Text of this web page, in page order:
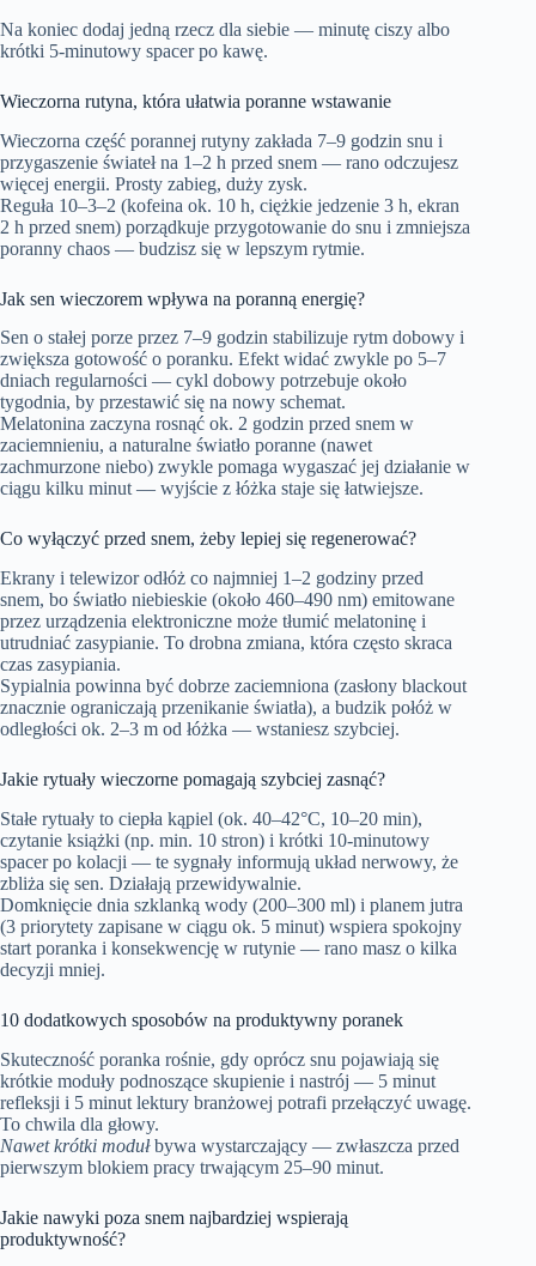
Na koniec dodaj jedną rzecz dla siebie — minutę ciszy albo
krótki 5-minutowy spacer po kawę.
Wieczorna rutyna, która ułatwia poranne wstawanie
Wieczorna część porannej rutyny zakłada 7–9 godzin snu i
przygaszenie świateł na 1–2 h przed snem — rano odczujesz
więcej energii. Prosty zabieg, duży zysk.
Reguła 10–3–2 (kofeina ok. 10 h, ciężkie jedzenie 3 h, ekran
2 h przed snem) porządkuje przygotowanie do snu i zmniejsza
poranny chaos — budzisz się w lepszym rytmie.
Jak sen wieczorem wpływa na poranną energię?
Sen o stałej porze przez 7–9 godzin stabilizuje rytm dobowy i
zwiększa gotowość o poranku. Efekt widać zwykle po 5–7
dniach regularności — cykl dobowy potrzebuje około
tygodnia, by przestawić się na nowy schemat.
Melatonina zaczyna rosnąć ok. 2 godzin przed snem w
zaciemnieniu, a naturalne światło poranne (nawet
zachmurzone niebo) zwykle pomaga wygaszać jej działanie w
ciągu kilku minut — wyjście z łóżka staje się łatwiejsze.
Co wyłączyć przed snem, żeby lepiej się regenerować?
Ekrany i telewizor odłóż co najmniej 1–2 godziny przed
snem, bo światło niebieskie (około 460–490 nm) emitowane
przez urządzenia elektroniczne może tłumić melatoninę i
utrudniać zasypianie. To drobna zmiana, która często skraca
czas zasypiania.
Sypialnia powinna być dobrze zaciemniona (zasłony blackout
znacznie ograniczają przenikanie światła), a budzik połóż w
odległości ok. 2–3 m od łóżka — wstaniesz szybciej.
Jakie rytuały wieczorne pomagają szybciej zasnąć?
Stałe rytuały to ciepła kąpiel (ok. 40–42°C, 10–20 min),
czytanie książki (np. min. 10 stron) i krótki 10-minutowy
spacer po kolacji — te sygnały informują układ nerwowy, że
zbliża się sen. Działają przewidywalnie.
Domknięcie dnia szklanką wody (200–300 ml) i planem jutra
(3 priorytety zapisane w ciągu ok. 5 minut) wspiera spokojny
start poranka i konsekwencję w rutynie — rano masz o kilka
decyzji mniej.
10 dodatkowych sposobów na produktywny poranek
Skuteczność poranka rośnie, gdy oprócz snu pojawiają się
krótkie moduły podnoszące skupienie i nastrój — 5 minut
refleksji i 5 minut lektury branżowej potrafi przełączyć uwagę.
To chwila dla głowy.
Nawet krótki modułbywa wystarczający — zwłaszcza przed
pierwszym blokiem pracy trwającym 25–90 minut.
Jakie nawyki poza snem najbardziej wspierają
produktywność?